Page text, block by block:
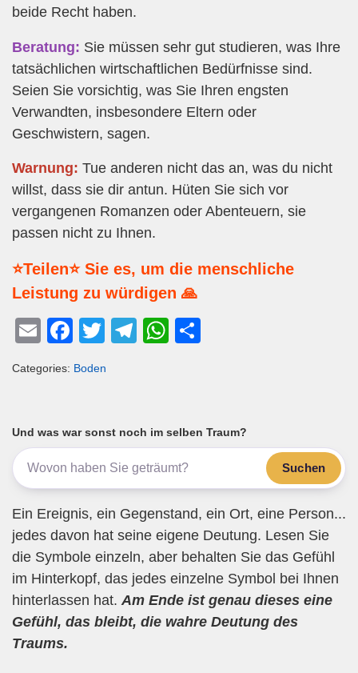
beide Recht haben.
Beratung: Sie müssen sehr gut studieren, was Ihre
tatsächlichen wirtschaftlichen Bedürfnisse sind.
Seien Sie vorsichtig, was Sie Ihren engsten
Verwandten, insbesondere Eltern oder
Geschwistern, sagen.
Warnung: Tue anderen nicht das an, was du nicht
willst, dass sie dir antun. Hüten Sie sich vor
vergangenen Romanzen oder Abenteuern, sie
passen nicht zu Ihnen.
⭐Teilen⭐ Sie es, um die menschliche
Leistung zu würdigen 🙏
E
ail
F
c
b
o
o
k
T
tt
T
a
m
W
A
p
p
Categories: Boden
Und was war sonst noch im selben Traum?
Suchen
Ein Ereignis, ein Gegenstand, ein Ort, eine Person...
jedes davon hat seine eigene Deutung. Lesen Sie
die Symbole einzeln, aber behalten Sie das Gefühl
im Hinterkopf, das jedes einzelne Symbol bei Ihnen
hinterlassen hat. Am Ende ist genau dieses eine
Gefühl, das bleibt, die wahre Deutung des
Traums.